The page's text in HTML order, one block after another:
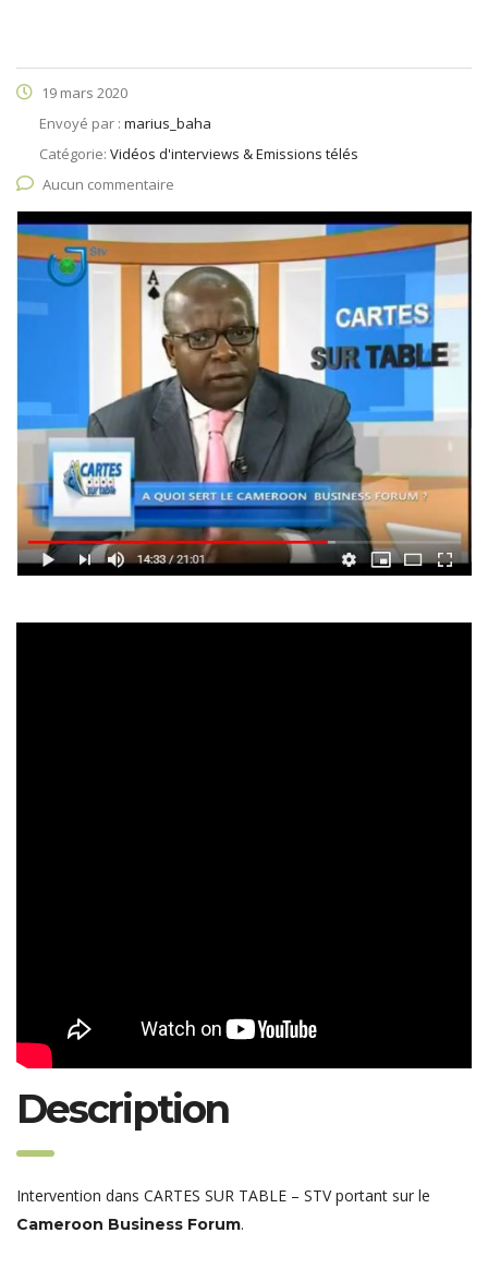
19 mars 2020
Envoyé par : marius_baha
Catégorie: Vidéos d'interviews & Emissions télés
Aucun commentaire
Description
Intervention dans CARTES SUR TABLE – STV portant sur le
Cameroon Business Forum.